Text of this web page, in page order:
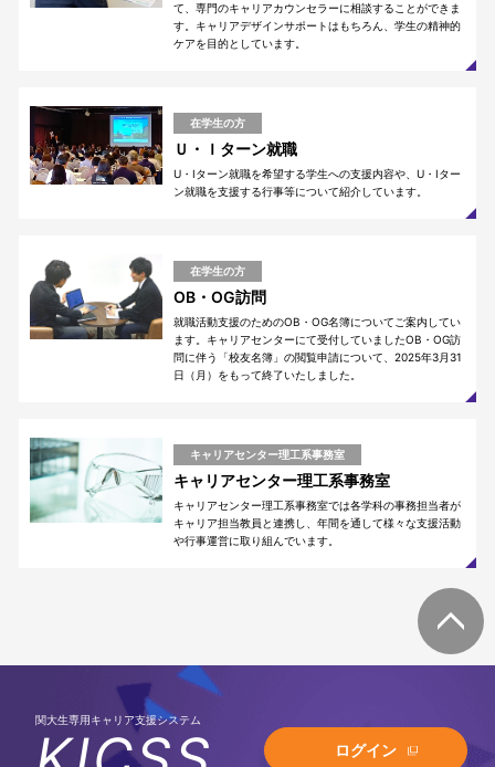
て、専門のキャリアカウンセラーに相談することができま
す。キャリアデザインサポートはもちろん、学生の精神的
ケアを目的としています。
在学生の方
Ｕ・Ｉターン就職
U・Iターン就職を希望する学生への支援内容や、U・Iター
ン就職を支援する行事等について紹介しています。
在学生の方
OB・OG訪問
就職活動支援のためのOB・OG名簿についてご案内してい
ます。キャリアセンターにて受付していましたOB・OG訪
問に伴う「校友名簿」の閲覧申請について、2025年3月31
日（月）をもって終了いたしました。
キャリアセンター理工系事務室
キャリアセンター理工系事務室
キャリアセンター理工系事務室では各学科の事務担当者が
キャリア担当教員と連携し、年間を通して様々な支援活動
や行事運営に取り組んでいます。
関大生専用キャリア支援システム
ログイン